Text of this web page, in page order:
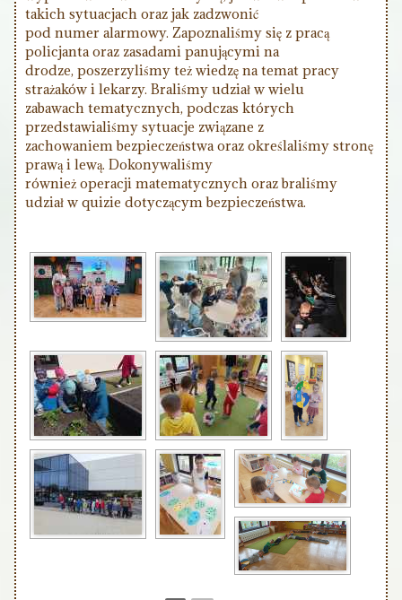
takich sytuacjach oraz jak zadzwonić
pod numer alarmowy. Zapoznaliśmy się z pracą
policjanta oraz zasadami panującymi na
drodze, poszerzyliśmy też wiedzę na temat pracy
strażaków i lekarzy. Braliśmy udział w wielu
zabawach tematycznych, podczas których
przedstawialiśmy sytuacje związane z
zachowaniem bezpieczeństwa oraz określaliśmy stronę
prawą i lewą. Dokonywaliśmy
również operacji matematycznych oraz braliśmy
udział w quizie dotyczącym bezpieczeństwa.